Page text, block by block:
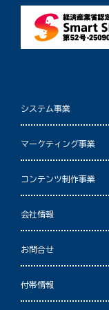
システム事業
マーケティング事業
コンテンツ制作事業
会社情報
お問合せ
付帯情報